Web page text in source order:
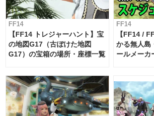
FF14
【FF14 トレジャーハント】宝
の地図G17（古ぼけた地図
G17）の宝箱の場所・座標一覧
FF14
【FF14 /
かる無人島
ールメーカ